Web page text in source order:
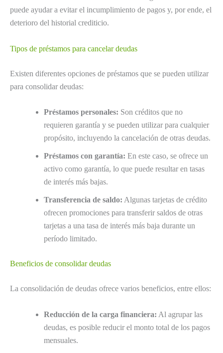
puede ayudar a evitar el incumplimiento de pagos y, por ende, el
deterioro del historial crediticio.
Tipos de préstamos para cancelar deudas
Existen diferentes opciones de préstamos que se pueden utilizar
para consolidar deudas:
Préstamos personales: Son créditos que no
requieren garantía y se pueden utilizar para cualquier
propósito, incluyendo la cancelación de otras deudas.
Préstamos con garantía: En este caso, se ofrece un
activo como garantía, lo que puede resultar en tasas
de interés más bajas.
Transferencia de saldo: Algunas tarjetas de crédito
ofrecen promociones para transferir saldos de otras
tarjetas a una tasa de interés más baja durante un
período limitado.
Beneficios de consolidar deudas
La consolidación de deudas ofrece varios beneficios, entre ellos:
Reducción de la carga financiera: Al agrupar las
deudas, es posible reducir el monto total de los pagos
mensuales.